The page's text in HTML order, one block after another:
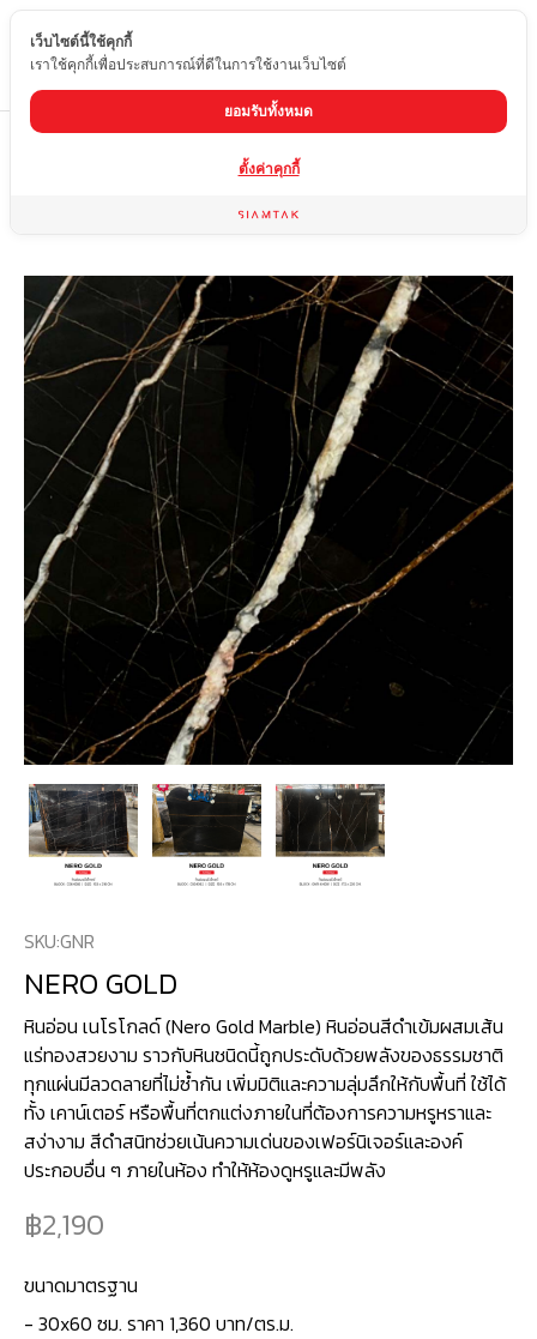
TH
หินอ่อน
SKU:GNR
NERO GOLD
หินอ่อน เนโรโกลด์ (Nero Gold Marble) หินอ่อนสีดำเข้มผสมเส้น
แร่ทองสวยงาม ราวกับหินชนิดนี้ถูกประดับด้วยพลังของธรรมชาติ
ทุกแผ่นมีลวดลายที่ไม่ซ้ำกัน เพิ่มมิติและความลุ่มลึกให้กับพื้นที่ ใช้ได้
ทั้ง เคาน์เตอร์ หรือพื้นที่ตกแต่งภายในที่ต้องการความหรูหราและ
สง่างาม สีดำสนิทช่วยเน้นความเด่นของเฟอร์นิเจอร์และองค์
ประกอบอื่น ๆ ภายในห้อง ทำให้ห้องดูหรูและมีพลัง
2,190
ขนาดมาตรฐาน
- 30x60 ซม. ราคา 1,360 บาท/ตร.ม.
เว็บไซต์นี้ใช้คุกกี้
เราใช้คุกกี้เพื่อประสบการณ์ที่ดีในการใช้งานเว็บไซต์
ยอมรับทั้งหมด
ตั้งค่าคุกกี้